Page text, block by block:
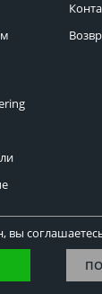
2013-2026.
вы